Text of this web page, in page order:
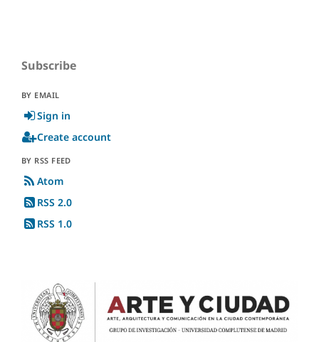
Subscribe
BY EMAIL
Sign in
Create account
BY RSS FEED
Atom
RSS 2.0
RSS 1.0